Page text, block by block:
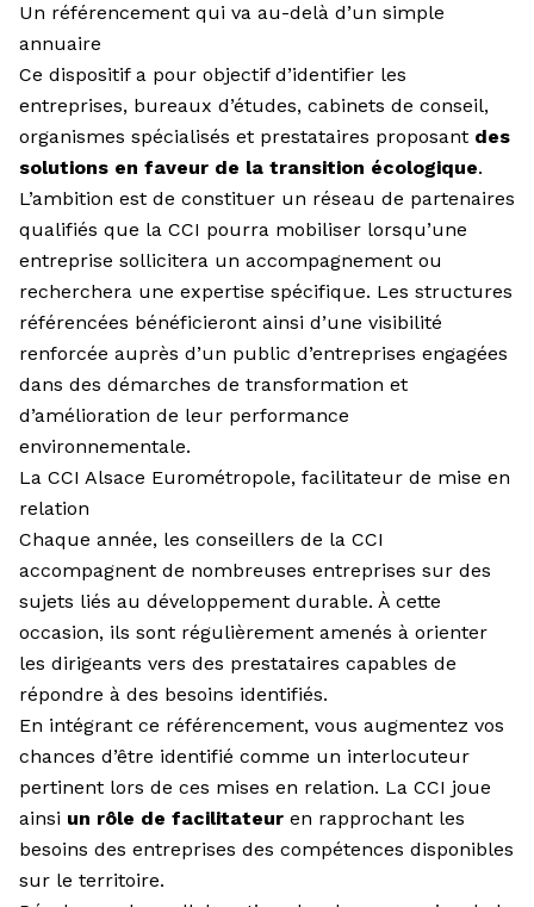
Un référencement qui va au-delà d’un simple
annuaire
Ce dispositif a pour objectif d’identifier les
entreprises, bureaux d’études, cabinets de conseil,
organismes spécialisés et prestataires proposant des
solutions en faveur de la transition écologique.
L’ambition est de constituer un réseau de partenaires
qualifiés que la CCI pourra mobiliser lorsqu’une
entreprise sollicitera un accompagnement ou
recherchera une expertise spécifique. Les structures
référencées bénéficieront ainsi d’une visibilité
renforcée auprès d’un public d’entreprises engagées
dans des démarches de transformation et
d’amélioration de leur performance
environnementale.
La CCI Alsace Eurométropole, facilitateur de mise en
relation
Chaque année, les conseillers de la CCI
accompagnent de nombreuses entreprises sur des
sujets liés au développement durable. À cette
occasion, ils sont régulièrement amenés à orienter
les dirigeants vers des prestataires capables de
répondre à des besoins identifiés.
En intégrant ce référencement, vous augmentez vos
chances d’être identifié comme un interlocuteur
pertinent lors de ces mises en relation. La CCI joue
ainsi un rôle de facilitateur en rapprochant les
besoins des entreprises des compétences disponibles
sur le territoire.